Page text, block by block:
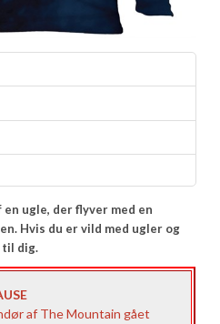
ugle, der flyver med en
Hvis du er vild med ugler og
til dig.
af The Mountain gået